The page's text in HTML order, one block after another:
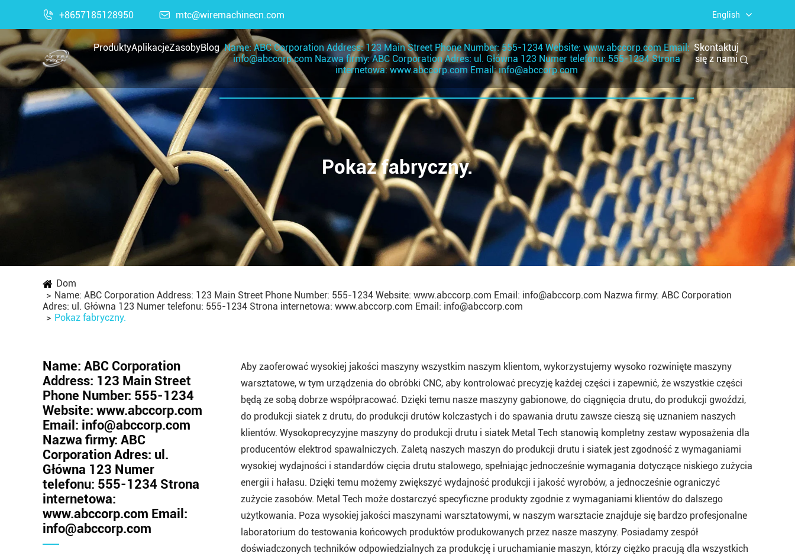
 +8657185128950  mtc@wiremachinecn.com English
ProduktyAplikacjeZasobyBlog Name: ABC Corporation Address: 123 Main Street Phone Number: 555-1234 Website: www.abccorp.com Email:
info@abccorp.com Nazwa firmy: ABC Corporation Adres: ul. Główna 123 Numer telefonu: 555-1234 Strona
internetowa: www.abccorp.com Email: info@abccorp.com
Skontaktuj
się z nami
Pokaz fabryczny.
Dom
Name: ABC Corporation Address: 123 Main Street Phone Number: 555-1234 Website: www.abccorp.com Email: info@abccorp.com Nazwa firmy: ABC Corporation
Adres: ul. Główna 123 Numer telefonu: 555-1234 Strona internetowa: www.abccorp.com Email: info@abccorp.com
Pokaz fabryczny.
Name: ABC Corporation
Address: 123 Main Street
Phone Number: 555-1234
Website: www.abccorp.com
Email: info@abccorp.com
Nazwa firmy: ABC
Corporation Adres: ul.
Główna 123 Numer
telefonu: 555-1234 Strona
internetowa:
www.abccorp.com Email:
info@abccorp.com
Aby zaoferować wysokiej jakości maszyny wszystkim naszym klientom, wykorzystujemy wysoko rozwinięte maszyny
warsztatowe, w tym urządzenia do obróbki CNC, aby kontrolować precyzję każdej części i zapewnić, że wszystkie części
będą ze sobą dobrze współpracować. Dzięki temu nasze maszyny gabionowe, do ciągnięcia drutu, do produkcji gwoździ,
do produkcji siatek z drutu, do produkcji drutów kolczastych i do spawania drutu zawsze cieszą się uznaniem naszych
klientów. Wysokoprecyzyjne maszyny do produkcji drutu i siatek Metal Tech stanowią kompletny zestaw wyposażenia dla
producentów elektrod spawalniczych. Zaletą naszych maszyn do produkcji drutu i siatek jest zgodność z wymaganiami
wysokiej wydajności i standardów cięcia drutu stalowego, spełniając jednocześnie wymagania dotyczące niskiego zużycia
energii i hałasu. Dzięki temu możemy zwiększyć wydajność produkcji i jakość wyrobów, a jednocześnie ograniczyć
zużycie zasobów. Metal Tech może dostarczyć specyficzne produkty zgodnie z wymaganiami klientów do dalszego
użytkowania. Poza wysokiej jakości maszynami warsztatowymi, w naszym warsztacie znajduje się bardzo profesjonalne
laboratorium do testowania końcowych produktów produkowanych przez nasze maszyny. Posiadamy zespół
doświadczonych techników odpowiedzialnych za produkcję i uruchamianie maszyn, którzy ciężko pracują dla wszystkich